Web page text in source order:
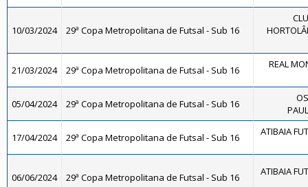
10/03/2024 29ª Copa Metropolitana de Futsal - Sub 16
21/03/2024 29ª Copa Metropolitana de Futsal - Sub 16 REAL
05/04/2024 29ª Copa Metropolitana de Futsal - Sub 16
17/04/2024 29ª Copa Metropolitana de Futsal - Sub 16 ATIBAIA
06/06/2024 29ª Copa Metropolitana de Futsal - Sub 16 ATIBAIA